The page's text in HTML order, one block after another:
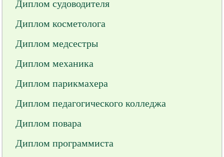
Диплом судоводителя
Диплом косметолога
Диплом медсестры
Диплом механика
Диплом парикмахера
Диплом педагогического колледжа
Диплом повара
Диплом программиста